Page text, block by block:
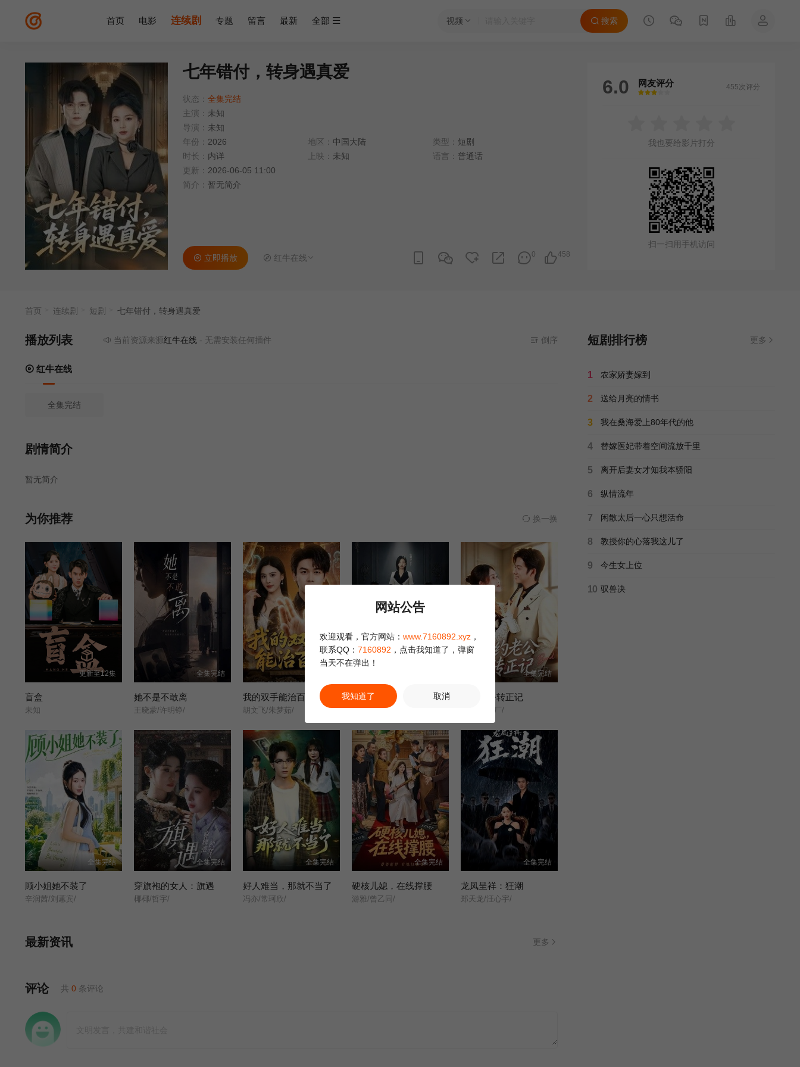
视频 搜索
首页 电影 连续剧 专题 留言 最新 全部
七年错付，转身遇真爱
状态： 全集完结
主演： 未知
导演： 未知
年份： 2026 地区： 中国大陆 类型： 短剧
时长： 内详 上映： 未知 语言： 普通话
更新： 2026-06-05 11:00
简介： 暂无简介
458
0
立即播放 红牛在线
6.0 网友评分
很差
较差还行推荐力荐
455次评分
我也要给影片打分
扫一扫用手机访问
首页 连续剧 短剧 七年错付，转身遇真爱
播放列表 当前资源来源红牛在线- 无需安装任何插件 倒序
红牛在线
全集完结
剧情简介
暂无简介
为你推荐 换一换
更新至12集
盲盒
未知
全集完结
她不是不敢离
王晓蒙/许明铮/
我的双手能治百病
胡文飞/朱梦茹/
含辛十八载，我的婆家全是假的
张耀尹/伍京隽/
全集完结
合约老公转正记
姜恺琳/王厂/
全集完结
顾小姐她不装了
辛润茜/刘蕙宾/
全集完结
穿旗袍的女人：旗遇
椰椰/哲宇/
全集完结
好人难当，那就不当了
冯亦/常珂欣/
全集完结
硬核儿媳，在线撑腰
游雅/曾乙同/
全集完结
龙凤呈祥：狂潮
郑天龙/汪心宇/
最新资讯 更多
评论 共 0 条评论
短剧排行榜 更多
1 农家娇妻嫁到
2 送给月亮的情书
3 我在桑海爱上80年代的他
4 替嫁医妃带着空间流放千里
5 离开后妻女才知我本骄阳
6 纵情流年
7 闲散太后一心只想活命
8 教授你的心落我这儿了
9 今生女上位
10 驭兽决
网站公告
欢迎观看，官方网站： www.7160892.xyz ，
联系QQ： 7160892 ，点击我知道了，弹窗
当天不在弹出！
我知道了 取消